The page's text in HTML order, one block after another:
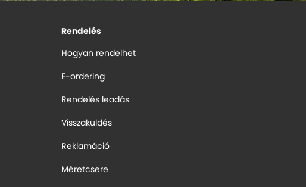
Rendelés
Hogyan rendelhet
E-ordering
Rendelés leadás
Visszaküldés
Reklamáció
Méretcsere